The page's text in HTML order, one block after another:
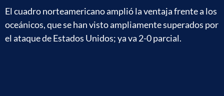
El cuadro norteamericano amplió la ventaja frente a los
oceánicos, que se han visto ampliamente superados por
el ataque de Estados Unidos; ya va 2-0 parcial.